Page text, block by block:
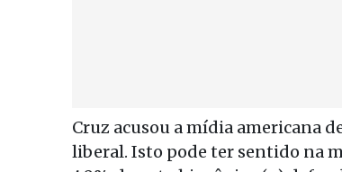
Cruz acusou a mídia americana
liberal. Isto pode ter sentido na